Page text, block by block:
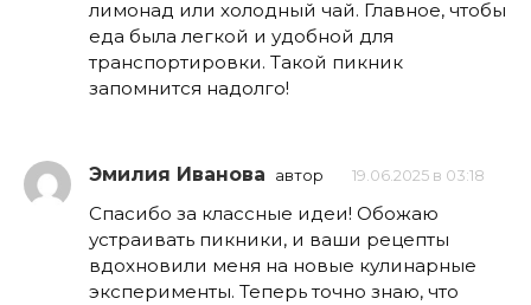
лимонад или холодный чай. Главное, чтобы
еда была легкой и удобной для
транспортировки. Такой пикник
запомнится надолго!
Эмилия Иванова автор 19.06.2025 в 03:18
Спасибо за классные идеи! Обожаю
устраивать пикники, и ваши рецепты
вдохновили меня на новые кулинарные
эксперименты. Теперь точно знаю, что